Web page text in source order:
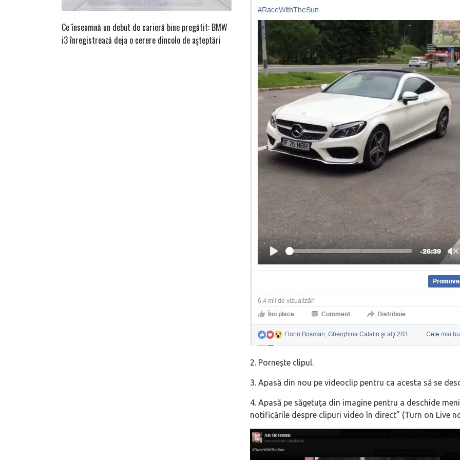
2. Pornește clipul.
3. Apasă din nou pe videoclip pentru ca acesta să se
4. Apasă pe săgetuța din imagine pentru a deschide
notificările despre clipuri video în direct” (Turn on Live
Ce înseamnă un debut de carieră bine pregătit: BMW
i3 înregistrează deja o cerere dincolo de așteptări
Versiune MINI Countryman încă nelansată oficial, dată
pe mâna fetelor în competiția off-road Rebelle Rally
Pentru cine știe
Blackbird va suna
altfel!